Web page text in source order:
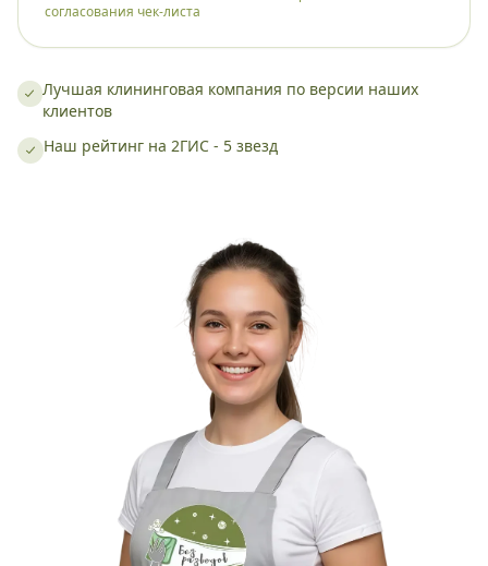
согласования чек-листа
Лучшая клининговая компания по версии наших
клиентов
Наш рейтинг на 2ГИС - 5 звезд